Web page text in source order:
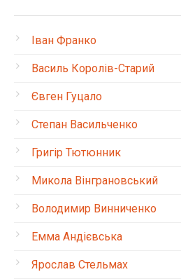
Іван Франко
Василь Королів-Старий
Євген Гуцало
Степан Васильченко
Григір Тютюнник
Микола Вінграновський
Володимир Винниченко
Емма Андієвська
Ярослав Стельмах